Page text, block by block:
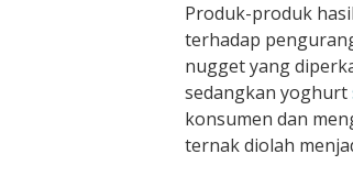
Produk-produk
terhadap
nugget yang
sedangkan yoghurt
konsumen dan
ternak diolah